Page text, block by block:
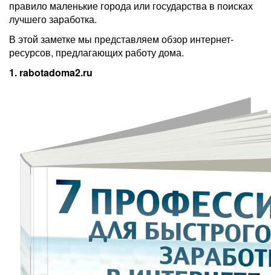
правило маленькие города или государства в поисках
лучшего заработка.
В этой заметке мы представляем обзор интернет-
ресурсов, предлагающих работу дома.
1. rabotadoma2.ru